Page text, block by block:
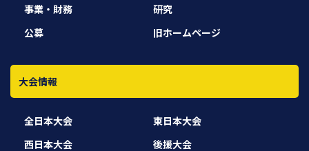
事業・財務
研究
公募
旧ホームページ
大会情報
全日本大会
東日本大会
西日本大会
後援大会